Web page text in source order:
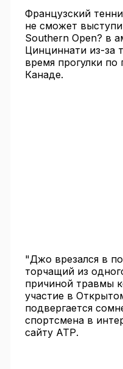
Французский
не сможет
Southern Open? в
Цинциннати из-за
время прогулки по
Канаде.
"Джо врезался в
торчащий из
причиной травмы
участие в
подвергается
спортсмена в
сайту АТР.